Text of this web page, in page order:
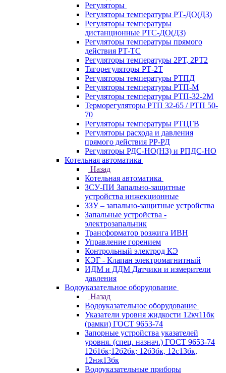
Регуляторы
Регуляторы температуры РТ-ДО(ДЗ)
Регуляторы температуры
дистанционные РТС-ДО(ДЗ)
Регуляторы температуры прямого
действия РТ-ТС
Регуляторы температуры 2РТ, 2РT2
Тягорегуляторы РТ-2Т
Регуляторы температуры РТПД
Регуляторы температуры РТП-M
Регуляторы температуры РТП-32-2М
Терморегуляторы РТП 32-65 / РТП 50-
70
Регуляторы температуры РТЦГВ
Регуляторы расхода и давления
прямого действия РР-РД
Регуляторы РДС-НО(НЗ) и РПДС-НО
Котельная автоматика
Назад
Котельная автоматика
ЗСУ-ПИ Запально-защитные
устройства инжекционные
ЗЗУ – запально-защитные устройства
Запальные устройства -
электрозапальник
Трансформатор розжига ИВН
Управление горением
Контрольный электрод КЭ
КЭГ - Клапан электромагнитный
ИДМ и ДДМ Датчики и измерители
давления
Водоуказательное оборудование
Назад
Водоуказательное оборудование
Указатели уровня жидкости 12кч11бк
(рамки) ГОСТ 9653-74
Запорные устройства указателей
уровня. (спец. назнач.) ГОСТ 9653-74
12б1бк;12б2бк; 12б3бк, 12с13бк,
12нж13бк
Водоуказательные приборы